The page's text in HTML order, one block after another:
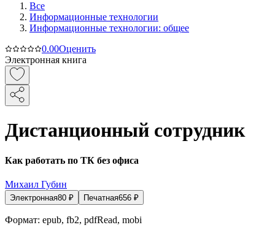
Все
Информационные технологии
Информационные технологии: общее
0.00Оценить
Электронная книга
Дистанционный сотрудник
Как работать по ТК без офиса
Михаил Губин
Электронная80 ₽ Печатная656 ₽
Формат: epub, fb2, pdfRead, mobi